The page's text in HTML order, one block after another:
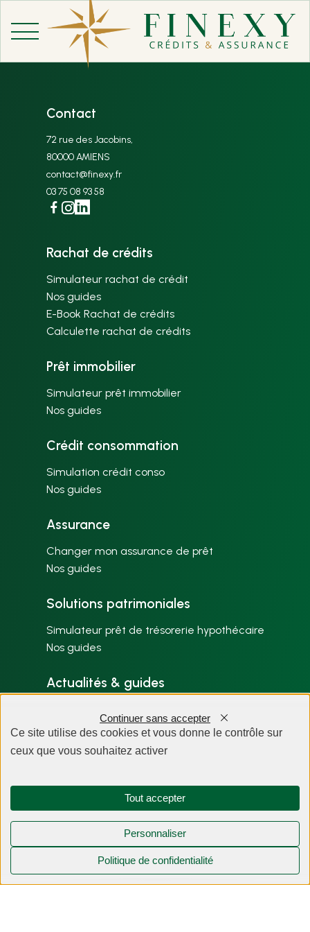
contenu
Contact
72 rue des Jacobins,
80000 AMIENS
contact@finexy.fr
03 75 08 93 58
Facebook
Instagram
Rachat de crédits
Simulateur rachat de crédit
Nos guides
E-Book Rachat de crédits
Calculette rachat de crédits
Prêt immobilier
Simulateur prêt immobilier
Nos guides
Crédit consommation
Simulation crédit conso
Nos guides
Assurance
Changer mon assurance de prêt
Nos guides
Solutions patrimoniales
Simulateur prêt de trésorerie hypothécaire
Nos guides
Actualités & guides
Plan du site
Ce site utilise des cookies et vous donne le contrôle sur
ceux que vous souhaitez activer
Tout accepter
Continuer sans accepter
Personnaliser
Politique de confidentialité